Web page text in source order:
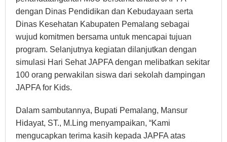
dengan Dinas Pendidikan dan Kebudayaan serta
Dinas Kesehatan Kabupaten Pemalang sebagai
wujud komitmen bersama untuk mencapai tujuan
program. Selanjutnya kegiatan dilanjutkan dengan
simulasi Hari Sehat JAPFA dengan melibatkan sekitar
100 orang perwakilan siswa dari sekolah dampingan
JAPFA for Kids.
Dalam sambutannya, Bupati Pemalang, Mansur
Hidayat, ST., M.Ling menyampaikan, “Kami
mengucapkan terima kasih kepada JAPFA atas